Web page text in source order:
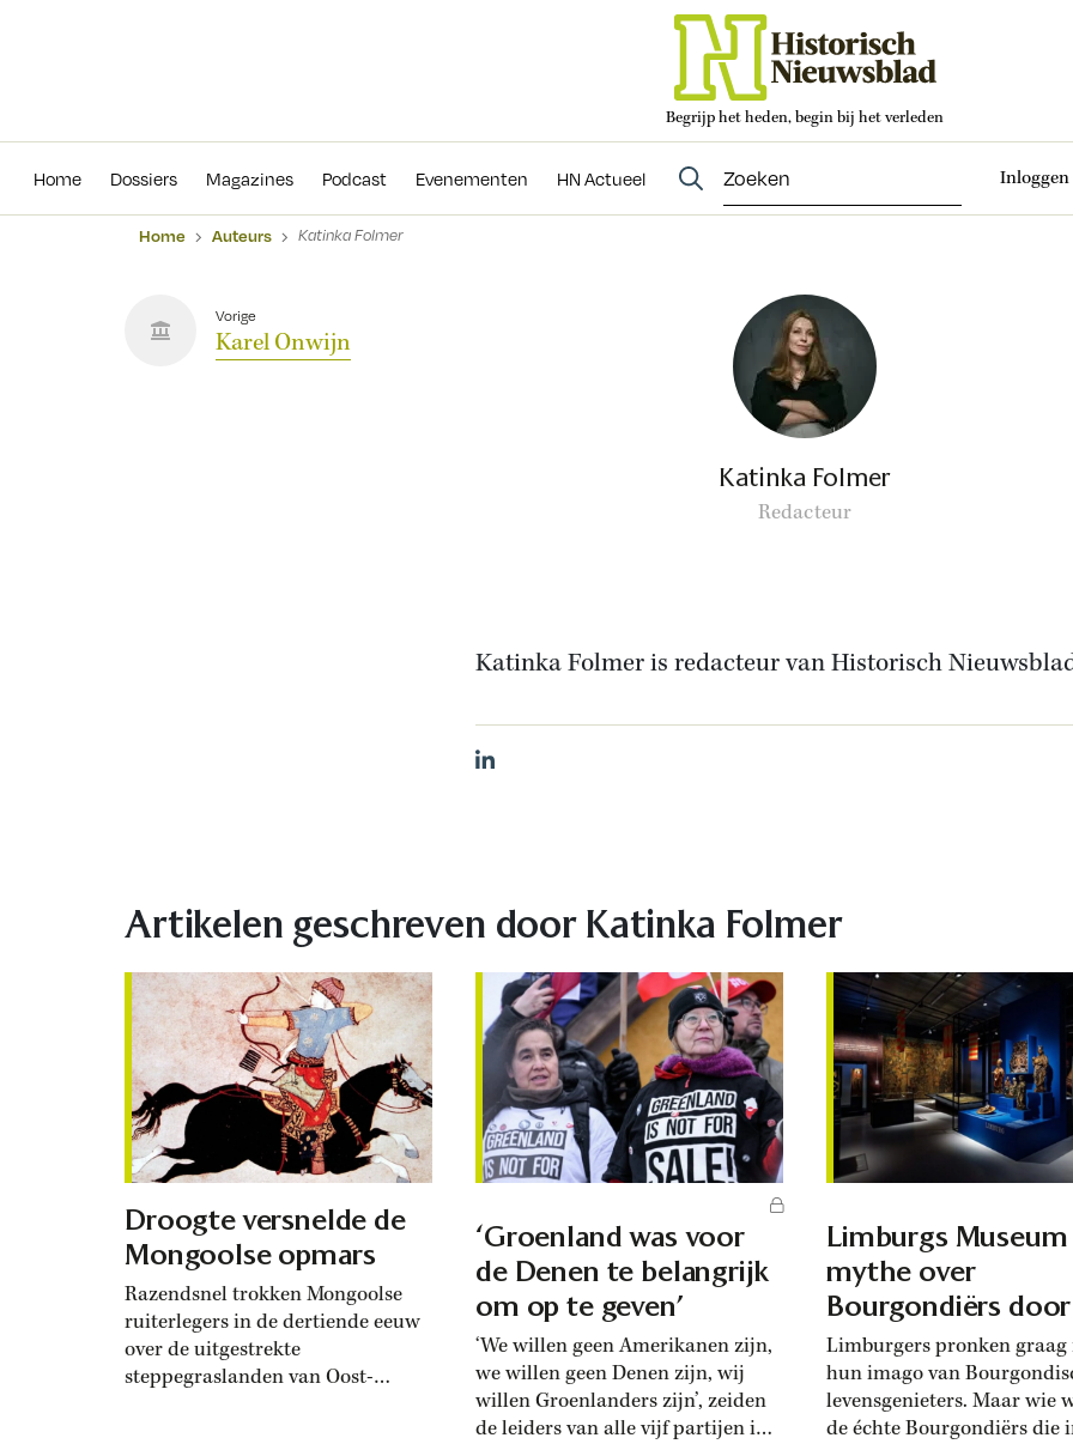
Begrijp het heden, begin bij het verleden
Home Dossiers Magazines Podcast Evenementen HN Actueel Inloggen
Evenementen
Home Auteurs Katinka Folmer
Vorige
Karel Onwijn
Katinka Folmer
Redacteur
Katinka Folmer is redacteur van Historisch
LinkedIn
Artikelen geschreven door Katinka Folmer
Droogte versnelde de
Mongoolse opmars
Razendsnel trokken Mongoolse
ruiterlegers in de dertiende eeuw
over de uitgestrekte
steppegraslanden van Oost-
‘Groenland was voor
de Denen te belangrijk
om op te geven’
‘We willen geen Amerikanen zijn,
we willen geen Denen zijn, wij
willen Groenlanders zijn’, zeiden
de leiders van alle vijf partijen in
Limburgs
mythe over
Bourgondiërs door
Limburgers pronken graag
hun imago van
levensgenieters. Maar wie
de échte Bourgondiërs die